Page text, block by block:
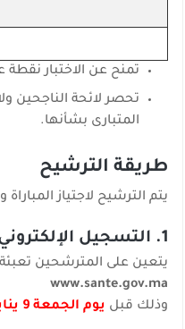
تمنح عن الاختبار نقطة عددية تتراوح ما بين 0
المتبارى بشأنها.
طريقة الترشيح
يتم الترشيح لاجتياز المباراة
1. التسجيل الإلكتروني
يتعين على المترشحين تعبئة
www.sante.gov.ma
وذلك قبل يوم الجمعة 9 يناير 2026